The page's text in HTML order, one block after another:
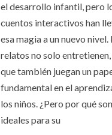
el desarrollo infantil, pero
cuentos interactivos han
esa magia a un nuevo nivel.
relatos no solo entretienen,
que también juegan un
fundamental en el
los niños. ¿Pero por qué
ideales para su